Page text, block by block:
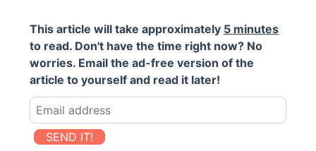
This article will take approximately 5 minutes
to read. Don't have the time right now? No
worries. Email the ad-free version of the
article to yourself and read it later!
SEND IT!